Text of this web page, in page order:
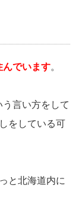
んでいます。
言い方をして
をしている可
と北海道内に